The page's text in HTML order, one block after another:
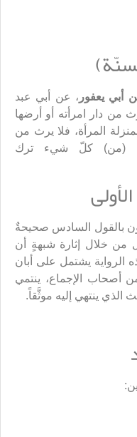
، عن أبي عبد
من دار امرأته أو أرضها
المرأة، فلا يرث من
(من) كلّ شيء ترك
بالقول السادس صحيحةٌ
من خلال إثارة شبهةٍ أن
الرواية يشتمل على أبان
أصحاب الإجماع، ينتمي
الذي ينتهي إليه موثَّقاً.